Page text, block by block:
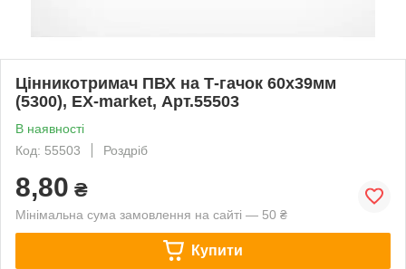
Цінникотримач ПВХ на Т-гачок 60х39мм
(5300), EX-market, Арт.55503
В наявності
Код: 55503
Роздріб
8,80 ₴
Мінімальна сума замовлення на сайті — 50 ₴
Купити